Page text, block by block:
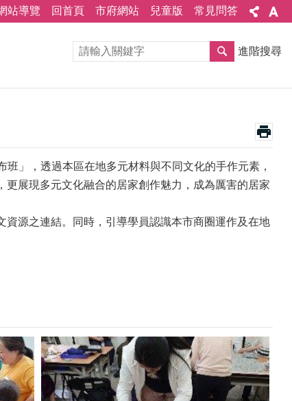
站導覽 回首頁 市府網站 兒童版 常見問答
進階搜尋
」，透過本區在地多元材料與不同文化的手作元素，
展現多元文化融合的居家創作魅力，成為厲害的居家
源之連結。同時，引導學員認識本市商圈運作及在地